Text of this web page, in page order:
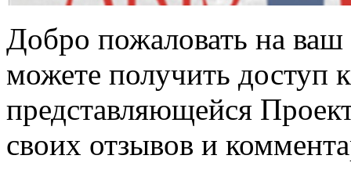
Добро пожаловать на
можете получить доступ
представляющейся
своих отзывов и